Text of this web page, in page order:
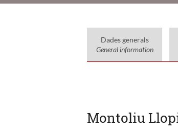
Dades generals
General information
Montoliu